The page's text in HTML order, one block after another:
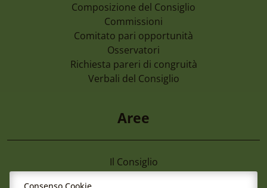
Composizione del Consiglio
Commissioni
Comitato pari opportunità
Osservatori
Richiesta pareri di congruità
Verbali del Consiglio
Aree
Il Consiglio
Consultazione Albo